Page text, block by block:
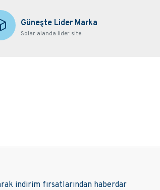
Güneşte Lider Marka
Solar alanda lider site.
indirim fırsatlarından haberdar